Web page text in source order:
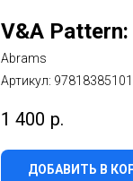
V&A
Abrams
Артикул:
1 400 р.
ДОБАВИТЬ В